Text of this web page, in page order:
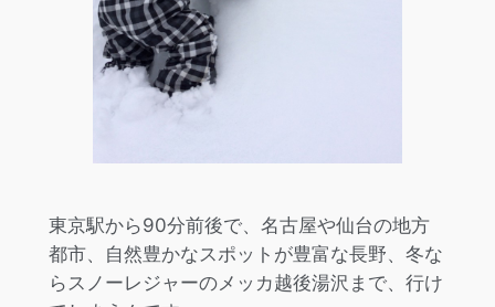
東京駅から90分前後で、名古屋や仙台の地方
都市、自然豊かなスポットが豊富な長野、冬な
らスノーレジャーのメッカ越後湯沢まで、行け